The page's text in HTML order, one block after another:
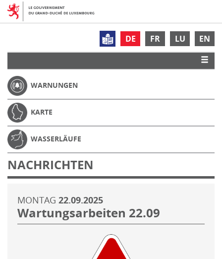
DE FR LU EN
WARNUNGEN
KARTE
WASSERLÄUFE
NACHRICHTEN
MONTAG 22.09.2025
Wartungsarbeiten 22.09